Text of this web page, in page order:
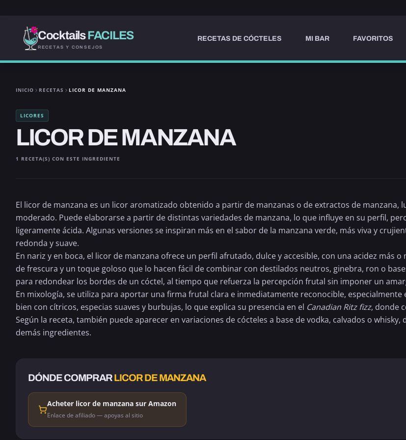
CocktailsFACILES
RECETAS Y CONSEJOS
RECETAS DE CÓCTELES MI BAR FAVORITOS
INICIO RECETAS LICOR DE MANZANA
LICORES
LICOR DE MANZANA
1 RECETA(S) CON ESTE INGREDIENTE
El licor de manzana es un licor aromatizado obtenido a partir de manzanas o de extractos de manzana,
moderado. Puede elaborarse a partir de distintas variedades de manzana, lo que influye en su perfil,
ligeramente ácida. Algunas versiones se inspiran más en el sabor de la manzana verde, más viva y
redonda y suave.
En nariz y en boca, el licor de manzana ofrece un perfil afrutado, dulce y accesible, con una acidez más
de frescura y un toque goloso que lo hacen fácil de combinar con destilados neutros, ginebra, ron o
para redondear los bordes de un cóctel, al tiempo que refuerza la percepción frutal sin imponer un
En mixología, se utiliza para aportar una firma frutal clara e inmediatamente reconocible,
bien con cítricos, especias suaves y burbujas, lo que explica su presencia en el Canadian Ritz fizz, donde
Según la receta, también puede aparecer en variaciones de cócteles a base de vodka, calvados o whisky,
demás ingredientes.
DÓNDE COMPRARLICOR DE MANZANA
Acheter licor de manzana sur Amazon
Enlace de afiliado — apoyas al sitio